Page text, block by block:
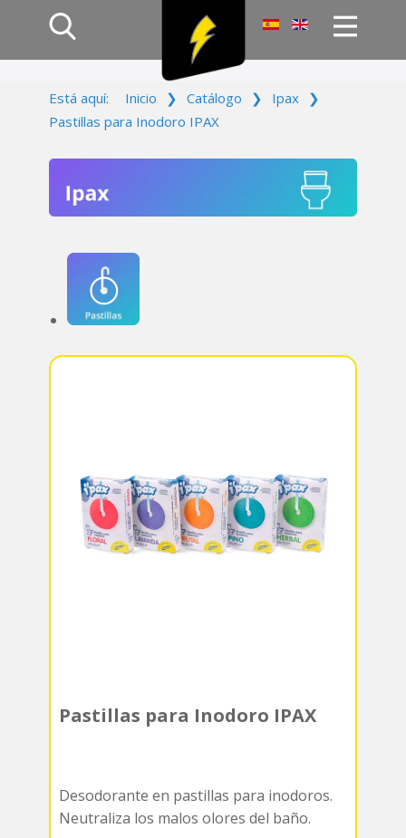
Productos
Contacto
Está aquí: Inicio ❯ Catálogo ❯ Ipax ❯
Pastillas para Inodoro IPAX
Pastillas para Inodoro IPAX
Desodorante en pastillas para inodoros.
Neutraliza los malos olores del baño.